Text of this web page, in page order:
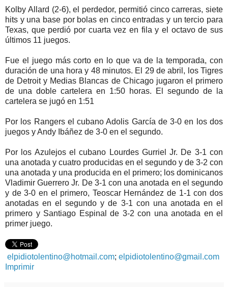
Kolby Allard (2-6), el perdedor, permitió cinco carreras, siete
hits y una base por bolas en cinco entradas y un tercio para
Texas, que perdió por cuarta vez en fila y el octavo de sus
últimos 11 juegos.
Fue el juego más corto en lo que va de la temporada, con
duración de una hora y 48 minutos. El 29 de abril, los Tigres
de Detroit y Medias Blancas de Chicago jugaron el primero
de una doble cartelera en 1:50 horas. El segundo de la
cartelera se jugó en 1:51
Por los Rangers el cubano Adolis García de 3-0 en los dos
juegos y Andy Ibáñez de 3-0 en el segundo.
Por los Azulejos el cubano Lourdes Gurriel Jr. De 3-1 con
una anotada y cuatro producidas en el segundo y de 3-2 con
una anotada y una producida en el primero; los dominicanos
Vladimir Guerrero Jr. De 3-1 con una anotada en el segundo
y de 3-0 en el primero, Teoscar Hernández de 1-1 con dos
anotadas en el segundo y de 3-1 con una anotada en el
primero y Santiago Espinal de 3-2 con una anotada en el
primer juego.
elpidiotolentino@hotmail.com; elpidiotolentino@gmail.com
Imprimir